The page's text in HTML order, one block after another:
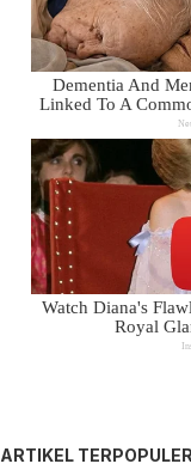
ARTIKEL TERPOPULER